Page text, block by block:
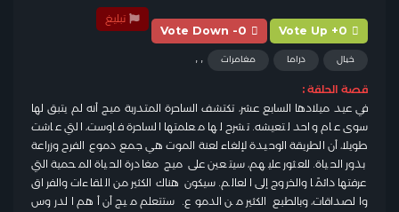
Vote Up +0
Vote Down -0
تبليغ
خيال , دراما , مغامرات
قصة الحلقة :
في عيد ميلادها السابع عشر، تكتشف الساحرة المتدربة ميج أنه لم يتبق لها
سوى عام واحد لتعيشه. تشرح لها معلمتها الساحرة فاوست، التي عاشت
طويلا، أن الطريقة الوحيدة لإلغاء لعنة الموت هي جمع دموع الفرح وزراعة
بذور الحياة. للعثور عليهم، سيتعين على ميج مغادرة الحياة المحمية التي
عرفتها دائمًا والخروج إلى العالم. سيكون هناك الكثير من اللقاءات والفراق
والصداقات، وبالطبع الكثير من الدموع. ستتعلم ميج أن أهم الدروس